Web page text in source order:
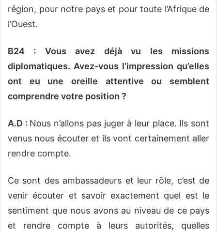
région, pour notre pays et pour toute l’Afrique de
l’Ouest.
B24 : Vous avez déjà vu les missions
diplomatiques. Avez-vous l’impression qu’elles
ont eu une oreille attentive ou semblent
comprendre votre position ?
A.D : Nous n’allons pas juger à leur place. Ils sont
venus nous écouter et ils vont certainement aller
rendre compte.
Ce sont des ambassadeurs et leur rôle, c’est de
venir écouter et savoir exactement quel est le
sentiment que nous avons au niveau de ce pays
et rendre compte à leurs autorités, quelles